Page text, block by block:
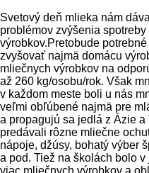
Svetový deň mlieka nám
problémov zvýšenia
výrobkov.Pretobude
zvyšovať najmä domácu
mliečnych výrobkov na
až 260 kg/osobu/rok. Však
v každom meste boli u nás
veľmi obľúbené najmä pre
a propagujú sa jedlá z Ázie
predávali rôzne mliečne
nápoje, džúsy, bohatý výber
a pod. Tiež na školách bolo
viac mliečnych výrobkov a